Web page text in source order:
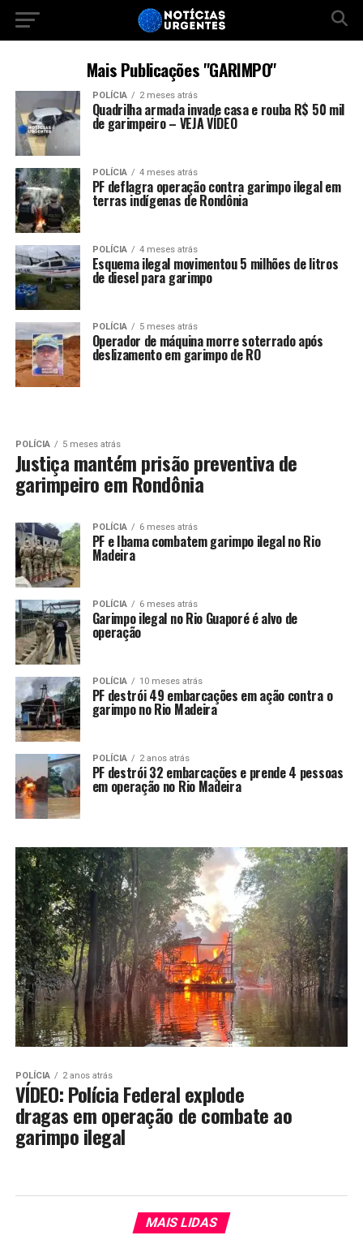
Mais Publicações "GARIMPO"
POLÍCIA 2 meses atrás
Quadrilha armada invade casa e rouba R$ 50 mil
de garimpeiro – VEJA VÍDEO
POLÍCIA 4 meses atrás
PF deflagra operação contra garimpo ilegal em
terras indígenas de Rondônia
POLÍCIA 4 meses atrás
Esquema ilegal movimentou 5 milhões de litros
de diesel para garimpo
POLÍCIA 5 meses atrás
Operador de máquina morre soterrado após
deslizamento em garimpo de RO
POLÍCIA 5 meses atrás
Justiça mantém prisão preventiva de
garimpeiro em Rondônia
POLÍCIA 6 meses atrás
PF e Ibama combatem garimpo ilegal no Rio
Madeira
POLÍCIA 6 meses atrás
Garimpo ilegal no Rio Guaporé é alvo de
operação
POLÍCIA 10 meses atrás
PF destrói 49 embarcações em ação contra o
garimpo no Rio Madeira
POLÍCIA 2 anos atrás
PF destrói 32 embarcações e prende 4 pessoas
em operação no Rio Madeira
POLÍCIA 2 anos atrás
VÍDEO: Polícia Federal explode
dragas em operação de combate ao
garimpo ilegal
MAIS LIDAS